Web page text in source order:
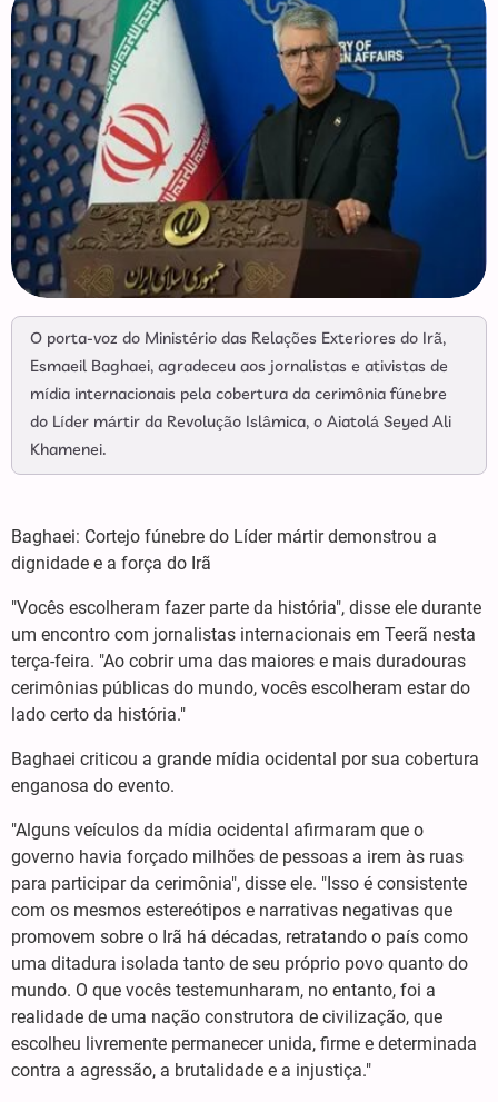
O porta-voz do Ministério das Relações Exteriores do Irã,
Esmaeil Baghaei, agradeceu aos jornalistas e ativistas de
mídia internacionais pela cobertura da cerimônia fúnebre
do Líder mártir da Revolução Islâmica, o Aiatolá Seyed Ali
Khamenei.
Baghaei: Cortejo fúnebre do Líder mártir demonstrou a
dignidade e a força do Irã
"Vocês escolheram fazer parte da história", disse ele durante
um encontro com jornalistas internacionais em Teerã nesta
terça-feira. "Ao cobrir uma das maiores e mais duradouras
cerimônias públicas do mundo, vocês escolheram estar do
lado certo da história."
Baghaei criticou a grande mídia ocidental por sua cobertura
enganosa do evento.
"Alguns veículos da mídia ocidental afirmaram que o
governo havia forçado milhões de pessoas a irem às ruas
para participar da cerimônia", disse ele. "Isso é consistente
com os mesmos estereótipos e narrativas negativas que
promovem sobre o Irã há décadas, retratando o país como
uma ditadura isolada tanto de seu próprio povo quanto do
mundo. O que vocês testemunharam, no entanto, foi a
realidade de uma nação construtora de civilização, que
escolheu livremente permanecer unida, firme e determinada
contra a agressão, a brutalidade e a injustiça."